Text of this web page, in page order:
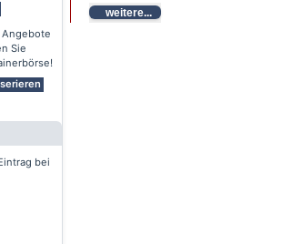
Angebote
Sie
bei
weitere...